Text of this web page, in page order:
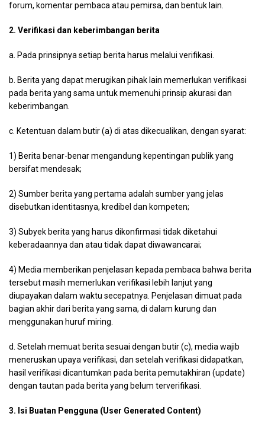
forum, komentar pembaca atau pemirsa, dan bentuk lain.
2. Verifikasi dan keberimbangan berita
a. Pada prinsipnya setiap berita harus melalui verifikasi.
b. Berita yang dapat merugikan pihak lain memerlukan verifikasi
pada berita yang sama untuk memenuhi prinsip akurasi dan
keberimbangan.
c. Ketentuan dalam butir (a) di atas dikecualikan, dengan syarat:
1) Berita benar-benar mengandung kepentingan publik yang
bersifat mendesak;
2) Sumber berita yang pertama adalah sumber yang jelas
disebutkan identitasnya, kredibel dan kompeten;
3) Subyek berita yang harus dikonfirmasi tidak diketahui
keberadaannya dan atau tidak dapat diwawancarai;
4) Media memberikan penjelasan kepada pembaca bahwa berita
tersebut masih memerlukan verifikasi lebih lanjut yang
diupayakan dalam waktu secepatnya. Penjelasan dimuat pada
bagian akhir dari berita yang sama, di dalam kurung dan
menggunakan huruf miring.
d. Setelah memuat berita sesuai dengan butir (c), media wajib
meneruskan upaya verifikasi, dan setelah verifikasi didapatkan,
hasil verifikasi dicantumkan pada berita pemutakhiran (update)
dengan tautan pada berita yang belum terverifikasi.
3. Isi Buatan Pengguna (User Generated Content)